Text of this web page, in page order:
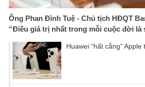
Ông Phan Đình Tuệ - Chủ tịch HĐQT
“Điều giá trị nhất trong mỗi cuộc đời là
Huawei “hất cẳng”